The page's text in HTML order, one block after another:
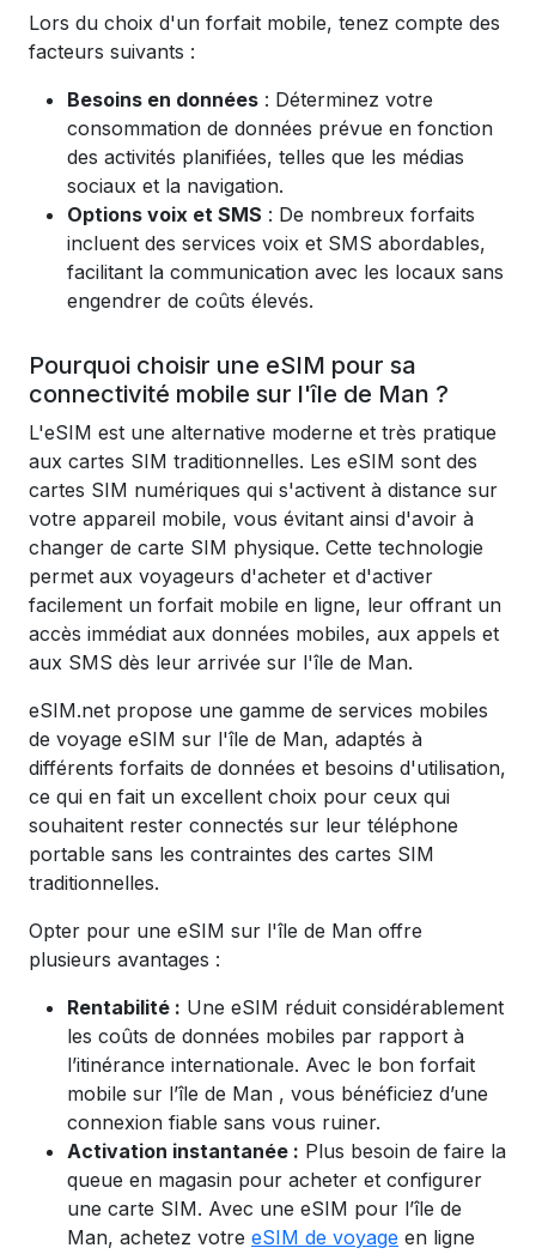
Lors du choix d'un forfait mobile, tenez compte des
facteurs suivants :
Besoins en données : Déterminez votre
consommation de données prévue en fonction
des activités planifiées, telles que les médias
sociaux et la navigation.
Options voix et SMS : De nombreux forfaits
incluent des services voix et SMS abordables,
facilitant la communication avec les locaux sans
engendrer de coûts élevés.
Pourquoi choisir une eSIM pour sa
connectivité mobile sur l'île de Man ?
L'eSIM est une alternative moderne et très pratique
aux cartes SIM traditionnelles. Les eSIM sont des
cartes SIM numériques qui s'activent à distance sur
votre appareil mobile, vous évitant ainsi d'avoir à
changer de carte SIM physique. Cette technologie
permet aux voyageurs d'acheter et d'activer
facilement un forfait mobile en ligne, leur offrant un
accès immédiat aux données mobiles, aux appels et
aux SMS dès leur arrivée sur l'île de Man.
eSIM.net propose une gamme de services mobiles
de voyage eSIM sur l'île de Man, adaptés à
différents forfaits de données et besoins d'utilisation,
ce qui en fait un excellent choix pour ceux qui
souhaitent rester connectés sur leur téléphone
portable sans les contraintes des cartes SIM
traditionnelles.
Opter pour une eSIM sur l'île de Man offre
plusieurs avantages :
Rentabilité : Une eSIM réduit considérablement
les coûts de données mobiles par rapport à
l’itinérance internationale. Avec le bon forfait
mobile sur l’île de Man , vous bénéficiez d’une
connexion fiable sans vous ruiner.
Activation instantanée : Plus besoin de faire la
queue en magasin pour acheter et configurer
une carte SIM. Avec une eSIM pour l’île de
Man, achetez votre eSIM de voyage en ligne